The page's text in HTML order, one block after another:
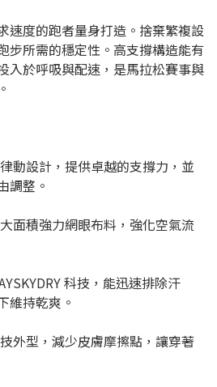
速度的跑者量身打造。捨棄繁複設
步所需的穩定性。高支撐構造能有
入於呼吸與配速，是馬拉松賽事與
動設計，提供卓越的支撐力，並
調整。
面積強力網眼布料，強化空氣流
科技，能迅速排除汗
維持乾爽。
外型，減少皮膚摩擦點，讓穿著